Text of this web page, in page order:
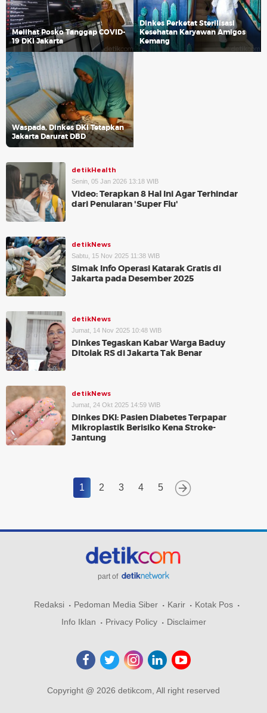
Melihat Posko Tanggap COVID-
19 DKI Jakarta
Dinkes Perketat Sterilisasi
Kesehatan Karyawan Amigos
Kemang
Waspada, Dinkes DKI Tetapkan
Jakarta Darurat DBD
detikHealth
Senin, 05 Jan 2026 13:18 WIB
Video: Terapkan 8 Hal Ini Agar Terhindar
dari Penularan 'Super Flu'
detikNews
Sabtu, 15 Nov 2025 11:38 WIB
Simak Info Operasi Katarak Gratis di
Jakarta pada Desember 2025
detikNews
Jumat, 14 Nov 2025 10:48 WIB
Dinkes Tegaskan Kabar Warga Baduy
Ditolak RS di Jakarta Tak Benar
detikNews
Jumat, 24 Okt 2025 14:59 WIB
Dinkes DKI: Pasien Diabetes Terpapar
Mikroplastik Berisiko Kena Stroke-
Jantung
1 2 3 4 5
part of
Redaksi Pedoman Media Siber Karir
Kotak Pos
Info Iklan
Privacy Policy Disclaimer
Copyright @ 2026 detikcom, All right reserved